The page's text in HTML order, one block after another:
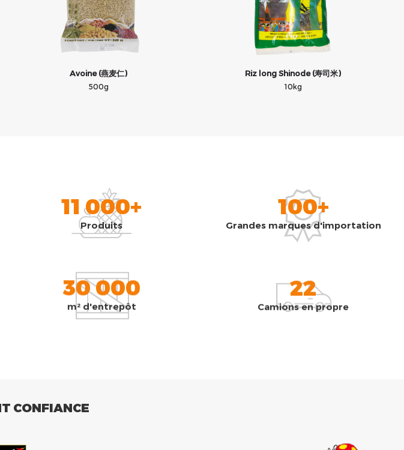
Avoine (燕麦仁)
500g
Riz long Shinode (寿司米)
10kg
11 000+
Produits
100+
Grandes marques d'importation
30 000
m² d'entrepôt
22
Camions en propre
CONFIANCE